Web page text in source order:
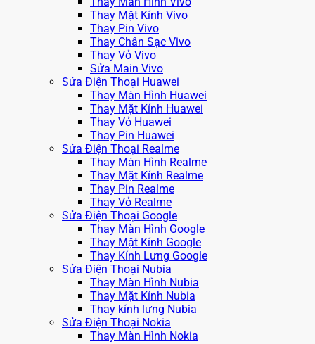
Thay Mặt Kính Vivo
Thay Pin Vivo
Thay Chân Sạc Vivo
Thay Vỏ Vivo
Sửa Main Vivo
Sửa Điện Thoại Huawei
Thay Màn Hình Huawei
Thay Mặt Kính Huawei
Thay Vỏ Huawei
Thay Pin Huawei
Sửa Điện Thoại Realme
Thay Màn Hình Realme
Thay Mặt Kính Realme
Thay Pin Realme
Thay Vỏ Realme
Sửa Điện Thoại Google
Thay Màn Hình Google
Thay Mặt Kính Google
Thay Kính Lưng Google
Sửa Điện Thoại Nubia
Thay Màn Hình Nubia
Thay Mặt Kính Nubia
Thay kính lưng Nubia
Sửa Điện Thoại Nokia
Thay Màn Hình Nokia